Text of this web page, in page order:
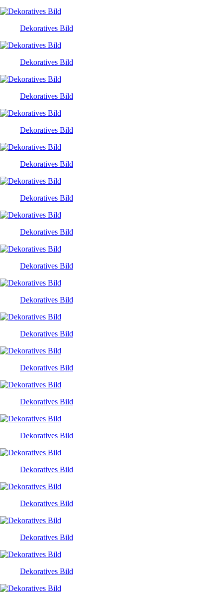
Dekoratives Bild
Dekoratives Bild
Dekoratives Bild
Dekoratives Bild
Dekoratives Bild
Dekoratives Bild
Dekoratives Bild
Dekoratives Bild
Dekoratives Bild
Dekoratives Bild
Dekoratives Bild
Dekoratives Bild
Dekoratives Bild
Dekoratives Bild
Dekoratives Bild
Dekoratives Bild
Dekoratives Bild